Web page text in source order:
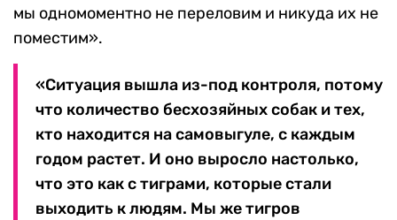
мы одномоментно не переловим и никуда их не
поместим».
«Ситуация вышла из-под контроля, потому
что количество бесхозяйных собак и тех,
кто находится на самовыгуле, с каждым
годом растет. И оно выросло настолько,
что это как с тиграми, которые стали
выходить к людям. Мы же тигров